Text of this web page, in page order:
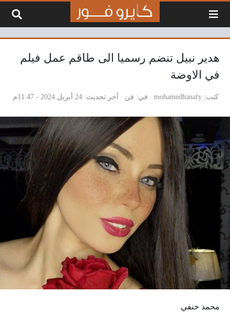
هدير نبيل تنضم رسميا الى طاقم عمل فيلم
في الاوضة
كتب mohamedhanafy في فن آخر تحديث 24 أبريل 2024 - 11:47م
محمد حنفي